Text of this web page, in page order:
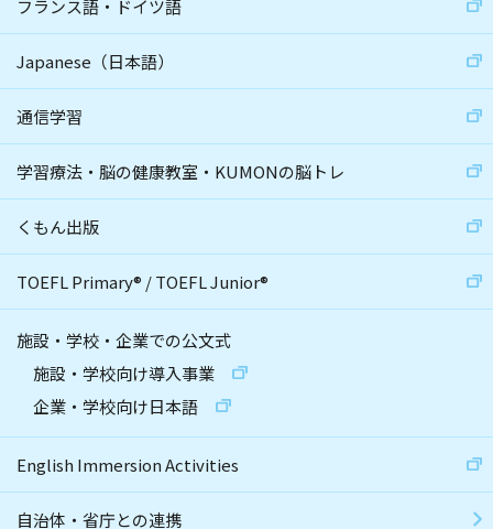
フランス語・ドイツ語
Japanese（日本語）
通信学習
学習療法・脳の健康教室・KUMONの脳トレ
くもん出版
TOEFL Primary® /TOEFL Junior®
施設・学校・企業での公文式
施設・学校向け導入事業
企業・学校向け日本語
English Immersion Activities
自治体・省庁との連携